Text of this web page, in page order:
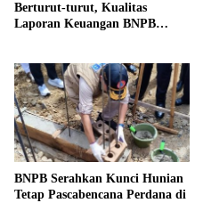
Berturut-turut, Kualitas
Laporan Keuangan BNPB
BNPB Serahkan Kunci Hunian
Tetap Pascabencana Perdana di